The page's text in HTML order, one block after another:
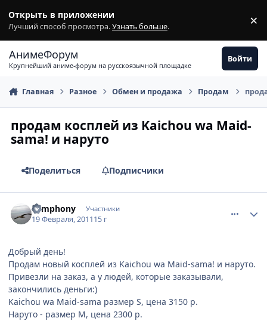
Открыть в приложении
Лучший способ просмотра.Узнать больше. ×
АнимеФорум
Крупнейший аниме-форум на русскоязычной площадке
Войти
Главная Разное Обмен и продажа Продам
продам косплей из Kaichou wa Maid-
sama! и наруто
Поделиться Подписчики
Symphony Участники
19 Февраля, 201115 г
Добрый день!
Продам новый косплей из Kaichou wa Maid-sama! и наруто.
Привезли на заказ, а у людей, которые заказывали,
закончились деньги:)
Kaichou wa Maid-sama размер S, цена 3150 р.
Наруто - размер M, цена 2300 р.